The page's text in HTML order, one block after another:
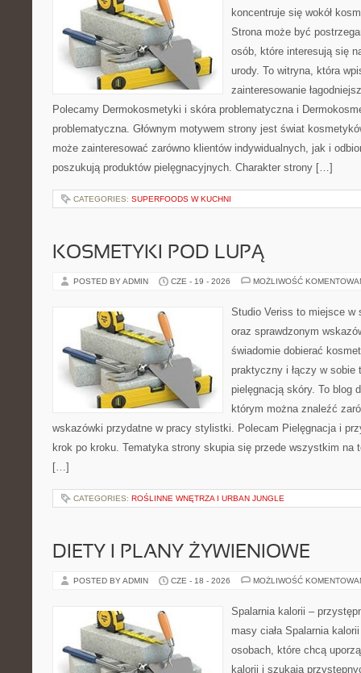
koncentruje się wokół
Strona może być
osób, które interesują się
urody. To witryna, która
zainteresowanie
Polecamy Dermokosmetyki i skóra problematyczna i
problematyczna. Głównym motywem strony jest świat
może zainteresować zarówno klientów indywidualnych, jak i
poszukują produktów pielęgnacyjnych. Charakter strony […]
CATEGORIES: SUPERFOODS W KUCHNI
KOSMETYKI POD LUPĄ
POSTED BY ADMIN CZE - 19 - 2026 MOŻLIWOŚĆ
Studio Veriss to miejsce w
oraz sprawdzonym
świadomie dobierać
praktyczny i łączy w sobie
pielęgnacją skóry. To blog
którym można znaleźć
wskazówki przydatne w pracy stylistki. Polecam Pielęgnacja i
krok po kroku. Tematyka strony skupia się przede wszystkim na
[…]
CATEGORIES: ROŚLINNE WNĘTRZA I URBAN JUNGLE
DIETY I PLANY ŻYWIENIOWE
POSTED BY ADMIN CZE - 18 - 2026 MOŻLIWOŚĆ
Spalarnia kalorii –
masy ciała Spalarnia
osobach, które chcą
kalorii i szukają